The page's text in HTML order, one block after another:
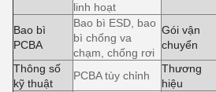
linh hoạt
Bao bì
PCBA
Bao bì ESD, bao
bì chống va
chạm, chống rơi
Gói vận
chuyển
Thông số
kỹ thuật
PCBA tùy chỉnh
Thương
hiệu